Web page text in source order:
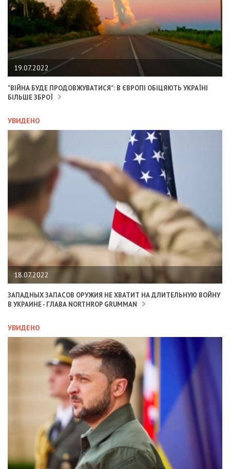
19.07.2022
"ВІЙНА БУДЕ ПРОДОВЖУВАТИСЯ": В ЄВРОПІ ОБІЦЯЮТЬ УКРАЇНІ
БІЛЬШЕ ЗБРОЇ
УВИДЕНО
18.07.2022
ЗАПАДНЫХ ЗАПАСОВ ОРУЖИЯ НЕ ХВАТИТ НА ДЛИТЕЛЬНУЮ ВОЙНУ
В УКРАИНЕ - ГЛАВА NORTHROP GRUMMAN
УВИДЕНО